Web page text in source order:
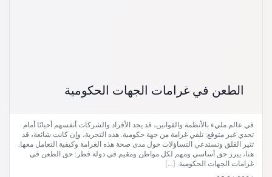
الطعن في غرامات الجهات الحكومية
في عالم مليء بالأنظمة والقوانين، قد يجد الأفراد والشركات أنفسهم أحيانًا أمام
تحدي غير متوقع: تلقي غرامة من جهة حكومية. هذه التجربة، وإن كانت شائعة، قد
تثير القلق وتستدعي التساؤلات حول مدى صحة هذه الغرامة وكيفية التعامل معها.
هنا، يبرز حق أساسي ومهم لكل مواطن ومقيم في دولة قطر: حق الطعن في
غرامات الجهات الحكومية. […]